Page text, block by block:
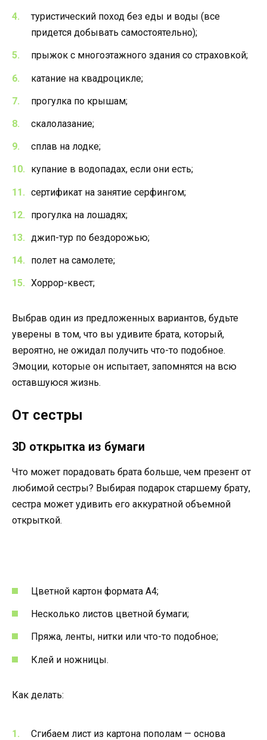
туристический поход без еды и воды (все
придется добывать самостоятельно);
прыжок с многоэтажного здания со страховкой;
катание на квадроцикле;
прогулка по крышам;
скалолазание;
сплав на лодке;
купание в водопадах, если они есть;
сертификат на занятие серфингом;
прогулка на лошадях;
джип-тур по бездорожью;
полет на самолете;
Хоррор-квест;
Выбрав один из предложенных вариантов, будьте
уверены в том, что вы удивите брата, который,
вероятно, не ожидал получить что-то подобное.
Эмоции, которые он испытает, запомнятся на всю
оставшуюся жизнь.
От сестры
3D открытка из бумаги
Что может порадовать брата больше, чем презент от
любимой сестры? Выбирая подарок старшему брату,
сестра может удивить его аккуратной объемной
открыткой.
Цветной картон формата А4;
Несколько листов цветной бумаги;
Пряжа, ленты, нитки или что-то подобное;
Клей и ножницы.
Как делать:
Сгибаем лист из картона пополам — основа